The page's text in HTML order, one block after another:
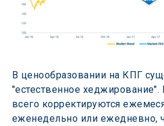
В ценообразовании на КПГ
"естественное
всего корректируются
еженедельно или ежедневно,